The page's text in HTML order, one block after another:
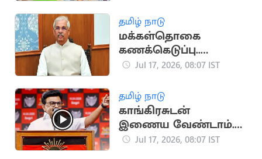
சமர்ப்பித்த அமைச்சர்
ரமேஷ்
தமிழ் நாடு
மக்கள்தொகை
கணக்கெடுப்பு..
மக்களுக்கு ஆளுநர்
Jul 17, 2026, 08:07 IST
தமிழ் நாடு
காங்கிரசுடன்
இணைய வேண்டாம்..
மு.க.ஸ்டாலின்
Jul 17, 2026, 08:07 IST